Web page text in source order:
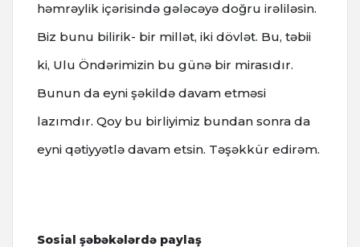
həmrəylik içərisində gələcəyə doğru irəliləsin.
Biz bunu bilirik- bir millət, iki dövlət. Bu, təbii
ki, Ulu Öndərimizin bu günə bir mirasıdır.
Bunun da eyni şəkildə davam etməsi
lazımdır. Qoy bu birliyimiz bundan sonra da
eyni qətiyyətlə davam etsin. Təşəkkür edirəm.
Sosial şəbəkələrdə paylaş